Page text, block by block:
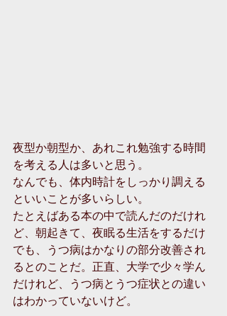
夜型か朝型か、あれこれ勉強する時間
を考える人は多いと思う。
なんでも、体内時計をしっかり調える
といいことが多いらしい。
たとえばある本の中で読んだのだけれ
ど、朝起きて、夜眠る生活をするだけ
でも、うつ病はかなりの部分改善され
るとのことだ。正直、大学で少々学ん
だけれど、うつ病とうつ症状との違い
はわかっていないけど。